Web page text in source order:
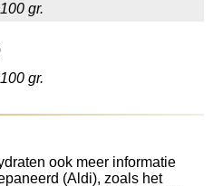
gr.
gr.
ook meer informatie
(Aldi), zoals het